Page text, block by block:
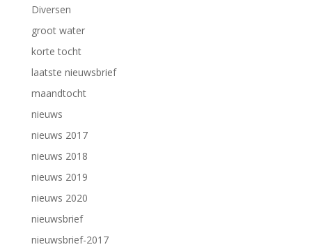
Diversen
groot water
korte tocht
laatste nieuwsbrief
maandtocht
nieuws
nieuws 2017
nieuws 2018
nieuws 2019
nieuws 2020
nieuwsbrief
nieuwsbrief-2017